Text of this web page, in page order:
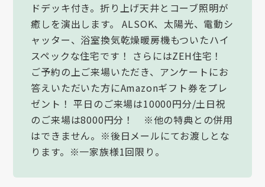
ドデッキ付き。折り上げ天井とコーブ照明が
癒しを演出します。 ALSOK、太陽光、電動シ
ャッター、浴室換気乾燥暖房機もついたハイ
スペックな住宅です！ さらにはZEH住宅！
ご予約の上ご来場いただき、アンケートにお
答えいただいた方にAmazonギフト券をプレ
ゼント！ 平日のご来場は10000円分/土日祝
のご来場は8000円分！ ※他の特典との併用
はできません。※後日メールにてお渡しとな
ります。※一家族様1回限り。